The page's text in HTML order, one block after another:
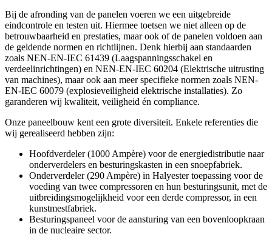
Bij de afronding van de panelen voeren we een uitgebreide
eindcontrole en testen uit. Hiermee toetsen we niet alleen op de
betrouwbaarheid en prestaties, maar ook of de panelen voldoen aan
de geldende normen en richtlijnen. Denk hierbij aan standaarden
zoals NEN-EN-IEC 61439 (Laagspanningsschakel en
verdeelinrichtingen) en NEN-EN-IEC 60204 (Elektrische uitrusting
van machines), maar ook aan meer specifieke normen zoals NEN-
EN-IEC 60079 (explosieveiligheid elektrische installaties). Zo
garanderen wij kwaliteit, veiligheid én compliance.
Onze paneelbouw kent een grote diversiteit. Enkele referenties die
wij gerealiseerd hebben zijn:
Hoofdverdeler (1000 Ampère) voor de energiedistributie naar
onderverdelers en besturingskasten in een snoepfabriek.
Onderverdeler (290 Ampère) in Halyester toepassing voor de
voeding van twee compressoren en hun besturingsunit, met de
uitbreidingsmogelijkheid voor een derde compressor, in een
kunstmestfabriek.
Besturingspaneel voor de aansturing van een bovenloopkraan
in de nucleaire sector.